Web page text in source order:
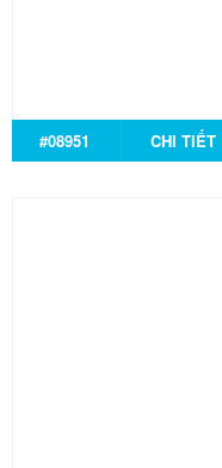
#08951 CHI TIẾT